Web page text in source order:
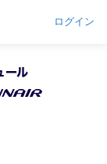
ログイン